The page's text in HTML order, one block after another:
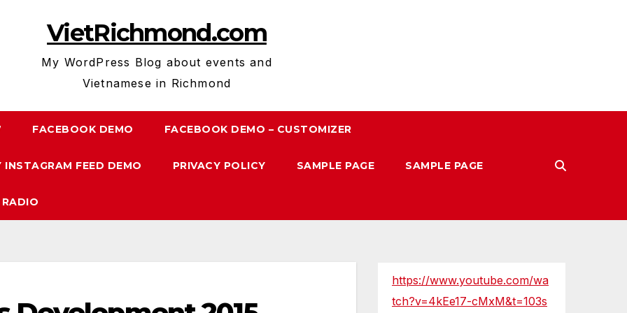
VietRichmond.com
My WordPress Blog about events and
Vietnamese in Richmond
FACEBOOK DEMO FACEBOOK DEMO – CUSTOMIZER
INSTAGRAM FEED DEMO PRIVACY POLICY SAMPLE PAGE SAMPLE PAGE
https://www.youtube.com/wa
tch?v=4kEe17-cMxM&t=103s